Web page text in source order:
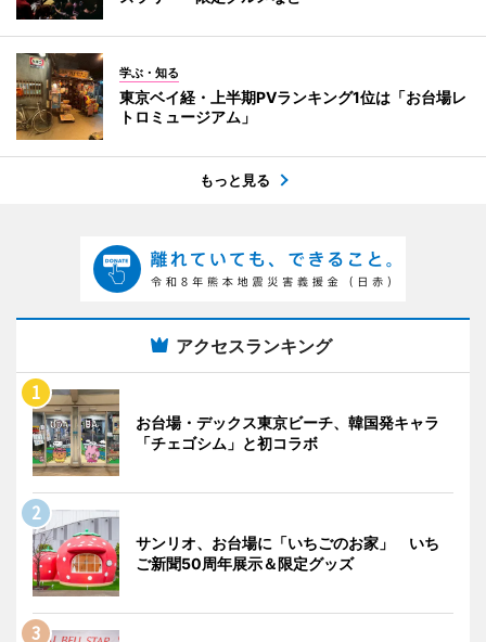
学ぶ・知る
東京ベイ経・上半期PVランキング1位は「お台場レ
トロミュージアム」
もっと見る
アクセスランキング
お台場・デックス東京ビーチ、韓国発キャラ
「チェゴシム」と初コラボ
サンリオ、お台場に「いちごのお家」 いち
ご新聞50周年展示＆限定グッズ